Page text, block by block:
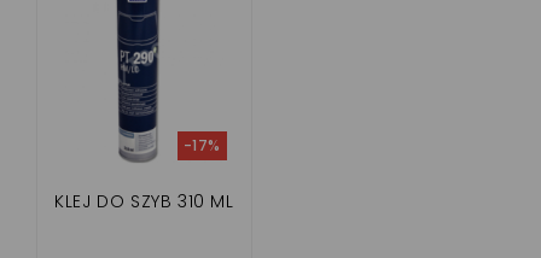
KLEJ DO SZYB 310 ML
-17%